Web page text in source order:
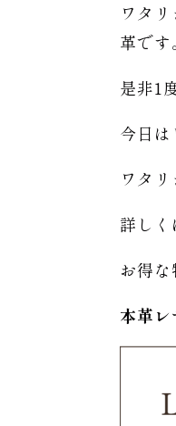
ワタ
革です。
是非1
今日
ワタ
詳しく
お得な
本革